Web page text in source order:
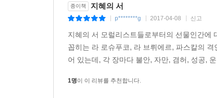
종이책 지혜의 서
p********g 2017-04-08 신고
지혜의 서 모럴리스트들로부터의 선물인간에
꼽히는 라 로슈푸코, 라 브뤼에르, 파스칼의
어 있는데, 각 장마다 불안, 자만, 겸허, 성공,
1명이 이 리뷰를 추천합니다.